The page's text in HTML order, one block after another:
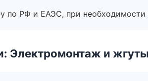
по РФ и ЕАЭС, при
Электромонтаж и жгуты